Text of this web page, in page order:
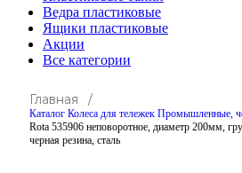
Ведра пластиковые
Ящики пластиковые
Акции
Все категории
Главная /
Каталог Колеса для тележек Промышленные,
Rota 535906 неповоротное, диаметр 200мм,
черная резина, сталь